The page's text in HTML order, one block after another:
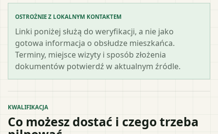
OSTROŻNIE Z LOKALNYM KONTAKTEM
Linki poniżej służą do weryfikacji, a nie jako
gotowa informacja o obsłudze mieszkańca.
Terminy, miejsce wizyty i sposób złożenia
dokumentów potwierdź w aktualnym źródle.
KWALIFIKACJA
Co możesz dostać i czego trzeba